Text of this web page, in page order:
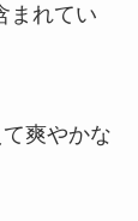
まれてい
爽やかな